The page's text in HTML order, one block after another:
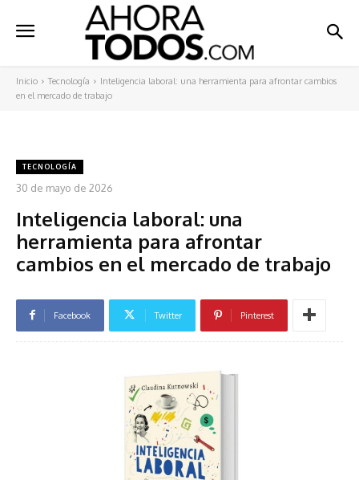
Inicio Tecnología
Inteligencia laboral: una herramienta para afrontar cambios
en el mercado de trabajo
TECNOLOGÍA
30 de mayo de 2026
Inteligencia laboral: una
herramienta para afrontar
cambios en el mercado de trabajo
Facebook Twitter Pinterest